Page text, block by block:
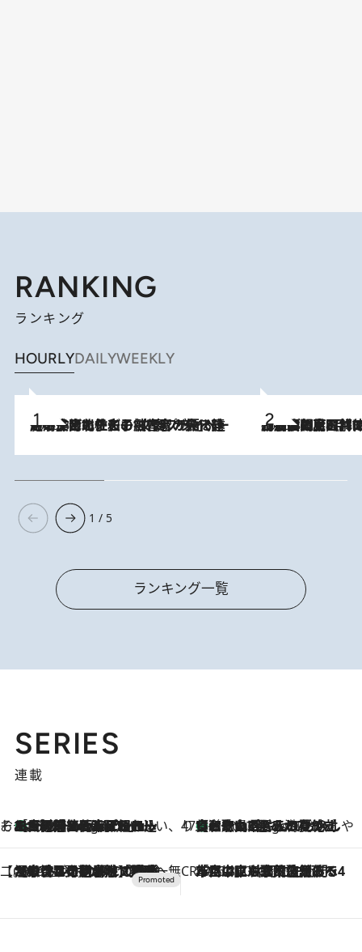
RANKING
ランキング
HOURLYDAILYWEEKLY
2026.8.3
《「文士の子ども被害者の会」発足！》阿川佐和子（72）が語る遠藤周作に北杜夫、劇作家・矢代静一の子どもたちの“文豪プライベート事件簿” 2026.8.8
「最後に見られてよかった」上野動物園の東園パンダ舎が解体前に特別公開。8月16日まで延長されたパネル展と共に辿る“半世紀”のパンダ飼育《解体工事の図面あり》
1 / 5
ランキング一覧
SERIES
連載
そおだよおこの関西おいしい、おやつ紀行3 Hours Ago
［大阪府箕面市］一皿一皿目の前で仕上げられる、料理を巧みに組み込んだアシェットデセールコース「ミチル アシェット デセール（Michiru assiette dessert）」 47都道府県の手みやげ ひんやりスイーツで夏を満喫
3 Hours Ago
【和歌山県】この夏絶対食べたい 冷やしておいしいおやつ3選 みかんがごろっと丸ごと入ったジュレ
【CREA×星野リゾート】唯一無二。癒しと発見が待つ場所へ
2026.8.7
【トンボの足水浴】ヒノキの香りに包まれて涼感マックス！約13℃の湧水かけ流しを避暑地「星野温泉 トンボの湯」で体験 CREA'S CHOICE
2026.8.7
「立川にも歌舞伎があるんだよ」 片岡仁左衛門・市川中車ら豪華座組みで4年目の立川立飛歌舞伎へ